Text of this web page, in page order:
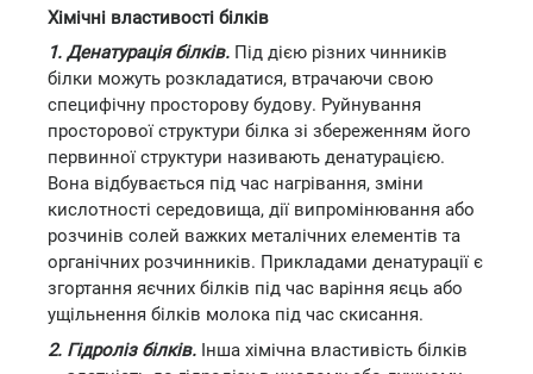
Хімічні властивості білків
1. Денатурація білків. Під дією різних чинників
білки можуть розкладатися, втрачаючи свою
специфічну просторову будову. Руйнування
просторової структури білка зі збереженням його
первинної структури називають денатурацією.
Вона відбувається під час нагрівання, зміни
кислотності середовища, дії випромінювання або
розчинів солей важких металічних елементів та
органічних розчинників. Прикладами денатурації є
згортання яєчних білків під час варіння яєць або
ущільнення білків молока під час скисання.
2. Гідроліз білків. Інша хімічна властивість білків